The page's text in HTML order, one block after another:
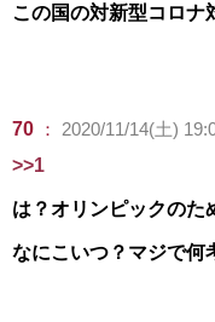
この国の対新型コロナ
70 ：
2020/11/14(土)
>>1
は？オリンピックのた
なにこいつ？マジで何